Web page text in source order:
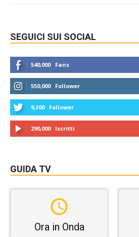
SEGUICI SUI SOCIAL
540,000 Fans
550,000 Follower
9,300 Follower
290,000 Iscritti
GUIDA TV
Ora in Onda